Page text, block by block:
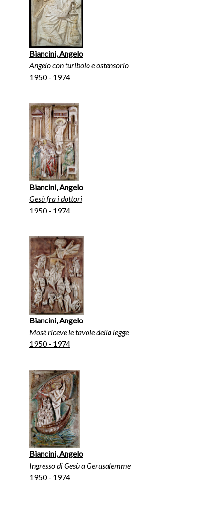
Biancini, Angelo
Angelo con turibolo e ostensorio
1950 - 1974
Biancini, Angelo
Gesù fra i dottori
1950 - 1974
Biancini, Angelo
Mosè riceve le tavole della legge
1950 - 1974
Biancini, Angelo
Ingresso di Gesù a Gerusalemme
1950 - 1974